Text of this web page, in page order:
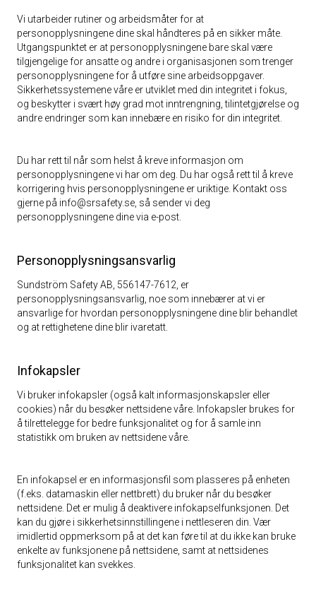
Vi utarbeider rutiner og arbeidsmåter for at
personopplysningene dine skal håndteres på en sikker måte.
Utgangspunktet er at personopplysningene bare skal være
tilgjengelige for ansatte og andre i organisasjonen som trenger
personopplysningene for å utføre sine arbeidsoppgaver.
Sikkerhetssystemene våre er utviklet med din integritet i fokus,
og beskytter i svært høy grad mot inntrengning, tilintetgjørelse og
andre endringer som kan innebære en risiko for din integritet.
Du har rett til når som helst å kreve informasjon om
personopplysningene vi har om deg. Du har også rett til å kreve
korrigering hvis personopplysningene er uriktige. Kontakt oss
gjerne på info@srsafety.se, så sender vi deg
personopplysningene dine via e-post.
Personopplysningsansvarlig
Sundström Safety AB, 556147-7612, er
personopplysningsansvarlig, noe som innebærer at vi er
ansvarlige for hvordan personopplysningene dine blir behandlet
og at rettighetene dine blir ivaretatt.
Infokapsler
Vi bruker infokapsler (også kalt informasjonskapsler eller
cookies) når du besøker nettsidene våre. Infokapsler brukes for
å tilrettelegge for bedre funksjonalitet og for å samle inn
statistikk om bruken av nettsidene våre.
En infokapsel er en informasjonsfil som plasseres på enheten
(f.eks. datamaskin eller nettbrett) du bruker når du besøker
nettsidene. Det er mulig å deaktivere infokapselfunksjonen. Det
kan du gjøre i sikkerhetsinnstillingene i nettleseren din. Vær
imidlertid oppmerksom på at det kan føre til at du ikke kan bruke
enkelte av funksjonene på nettsidene, samt at nettsidenes
funksjonalitet kan svekkes.